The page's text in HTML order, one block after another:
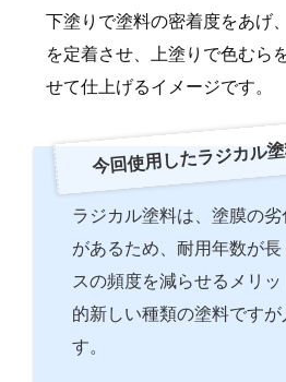
下塗りで塗料の密着度をあげ
を定着させ、上塗りで色むら
せて仕上げるイメージです。
今回使用したラジカル
ラジカル塗料は、塗膜の
があるため、耐用年数が
スの頻度を減らせるメリ
的新しい種類の塗料ですが
す。